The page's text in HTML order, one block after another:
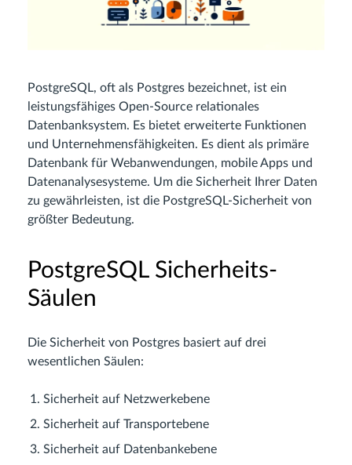
PostgreSQL, oft als Postgres bezeichnet, ist ein
leistungsfähiges Open-Source relationales
Datenbanksystem. Es bietet erweiterte Funktionen
und Unternehmensfähigkeiten. Es dient als primäre
Datenbank für Webanwendungen, mobile Apps und
Datenanalysesysteme. Um die Sicherheit Ihrer Daten
zu gewährleisten, ist die PostgreSQL-Sicherheit von
größter Bedeutung.
PostgreSQL Sicherheits-
Säulen
Die Sicherheit von Postgres basiert auf drei
wesentlichen Säulen:
Sicherheit auf Netzwerkebene
Sicherheit auf Transportebene
Sicherheit auf Datenbankebene